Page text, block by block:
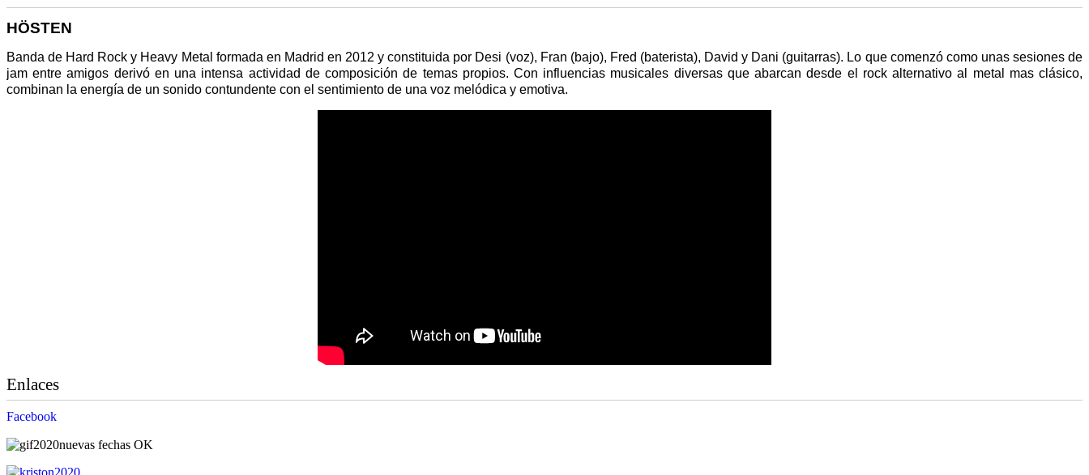
HÖSTEN
Banda de Hard Rock y Heavy Metal formada en Madrid en 2012 y constituida por Desi (voz), Fran (bajo), Fred (baterista), David y Dani (guitarras). Lo que comenzó como unas sesiones de
jam entre amigos derivó en una intensa actividad de composición de temas propios. Con influencias musicales diversas que abarcan desde el rock alternativo al metal mas clásico,
combinan la energía de un sonido contundente con el sentimiento de una voz melódica y emotiva.
Enlaces
Facebook